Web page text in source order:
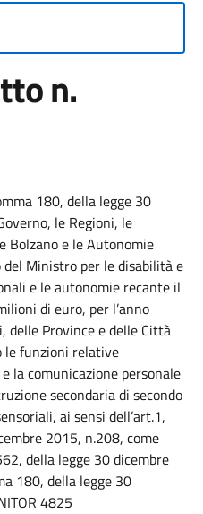
n.
180, della legge 30
le Regioni, le
Bolzano e le Autonomie
Ministro per le disabilità e
e le autonomie recante il
di euro, per l’anno
delle Province e delle Città
le funzioni relative
la comunicazione personale
secondaria di secondo
ai sensi dell’art.1,
2015, n.208, come
della legge 30 dicembre
180, della legge 30
4825